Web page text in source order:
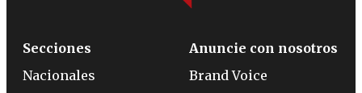
Secciones
Nacionales
Anuncie con nosotros
Brand Voice